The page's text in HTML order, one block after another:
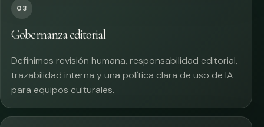
03
Gobernanza editorial
Definimos revisión humana, responsabilidad editorial,
trazabilidad interna y una política clara de uso de IA
para equipos culturales.